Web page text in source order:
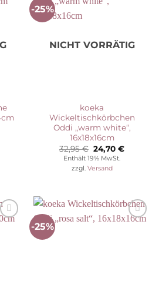
-25%
NICHT VORRÄTIG
koeka
Wickeltischkörbchen
Oddi „warm white“,
16x18x16cm
32,95€ Ursprünglicher
Preis
war:
32,95 €
24,70€
Enthält 19% MwSt.
zzgl. Versand
-25%